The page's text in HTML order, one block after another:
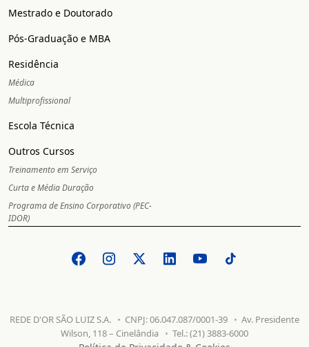
Mestrado e Doutorado
Pós-Graduação e MBA
Residência
Médica
Multiprofissional
Escola Técnica
Outros Cursos
Treinamento em Serviço
Curta e Média Duração
Programa de Ensino Corporativo (PEC-
IDOR)
REDE D'OR SÃO LUIZ S.A. CNPJ: 06.047.087/0001-39
Av. Presidente
Wilson, 118 – Cinelândia
Tel.: (21) 3883-6000